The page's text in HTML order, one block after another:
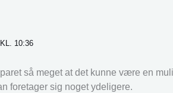
10:36
så meget at det kunne være en
foretager sig noget ydeligere.